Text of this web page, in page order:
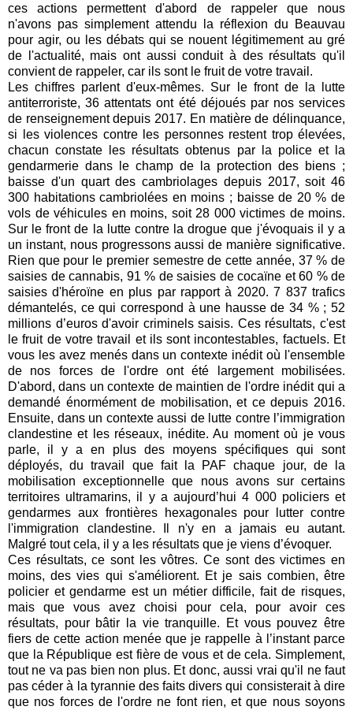
ces actions permettent d'abord de rappeler que nous
n'avons pas simplement attendu la réflexion du Beauvau
pour agir, ou les débats qui se nouent légitimement au gré
de l'actualité, mais ont aussi conduit à des résultats qu'il
convient de rappeler, car ils sont le fruit de votre travail.
Les chiffres parlent d'eux-mêmes. Sur le front de la lutte
antiterroriste, 36 attentats ont été déjoués par nos services
de renseignement depuis 2017. En matière de délinquance,
si les violences contre les personnes restent trop élevées,
chacun constate les résultats obtenus par la police et la
gendarmerie dans le champ de la protection des biens ;
baisse d'un quart des cambriolages depuis 2017, soit 46
300 habitations cambriolées en moins ; baisse de 20 % de
vols de véhicules en moins, soit 28 000 victimes de moins.
Sur le front de la lutte contre la drogue que j'évoquais il y a
un instant, nous progressons aussi de manière significative.
Rien que pour le premier semestre de cette année, 37 % de
saisies de cannabis, 91 % de saisies de cocaïne et 60 % de
saisies d'héroïne en plus par rapport à 2020. 7 837 trafics
démantelés, ce qui correspond à une hausse de 34 % ; 52
millions d’euros d'avoir criminels saisis. Ces résultats, c'est
le fruit de votre travail et ils sont incontestables, factuels. Et
vous les avez menés dans un contexte inédit où l'ensemble
de nos forces de l'ordre ont été largement mobilisées.
D'abord, dans un contexte de maintien de l'ordre inédit qui a
demandé énormément de mobilisation, et ce depuis 2016.
Ensuite, dans un contexte aussi de lutte contre l’immigration
clandestine et les réseaux, inédite. Au moment où je vous
parle, il y a en plus des moyens spécifiques qui sont
déployés, du travail que fait la PAF chaque jour, de la
mobilisation exceptionnelle que nous avons sur certains
territoires ultramarins, il y a aujourd’hui 4 000 policiers et
gendarmes aux frontières hexagonales pour lutter contre
l'immigration clandestine. Il n'y en a jamais eu autant.
Malgré tout cela, il y a les résultats que je viens d’évoquer.
Ces résultats, ce sont les vôtres. Ce sont des victimes en
moins, des vies qui s'améliorent. Et je sais combien, être
policier et gendarme est un métier difficile, fait de risques,
mais que vous avez choisi pour cela, pour avoir ces
résultats, pour bâtir la vie tranquille. Et vous pouvez être
fiers de cette action menée que je rappelle à l’instant parce
que la République est fière de vous et de cela. Simplement,
tout ne va pas bien non plus. Et donc, aussi vrai qu'il ne faut
pas céder à la tyrannie des faits divers qui consisterait à dire
que nos forces de l'ordre ne font rien, et que nous soyons